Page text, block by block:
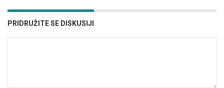
PRIDRUŽITE SE DISKUSIJI